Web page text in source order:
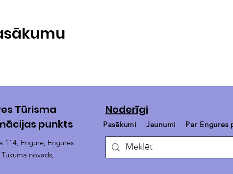
Tūrisma
punkts
114, Engure, Engures
novads,
Noderīgi
Pasākumi Jaunumi Par Engures